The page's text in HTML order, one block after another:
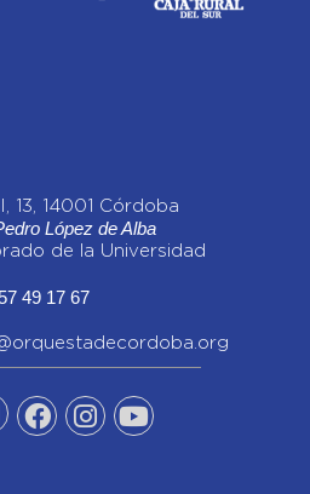
13, 14001 Córdoba
López de Alba
de la Universidad
49 17 67